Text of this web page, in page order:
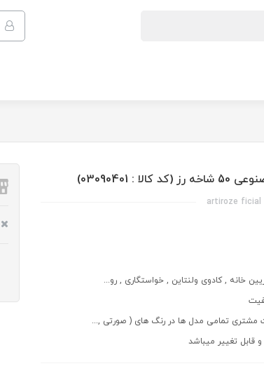
: 03090401)
artiroze ficial
خانه , کادوی ولنتاین , خواستگاری , رو...
مشتری تمامی مدل ها در رنگ های ( صورتی ,...